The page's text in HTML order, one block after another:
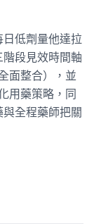
低劑量他達拉
段見效時間軸
面整合），並
用藥策略，同
全程藥師把關